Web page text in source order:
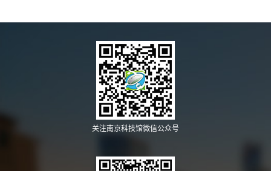
关注南京科技馆微信公众号